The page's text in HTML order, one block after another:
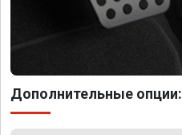
Дополнительные опции: